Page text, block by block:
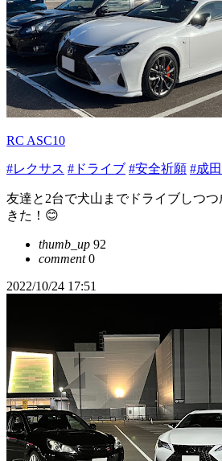
RC ASC10
#レクサス #ドライブ #安全祈願 #成
友達と2台で犬山までドライブしつ
きた！😊
thumb_up 92
comment0
2022/10/24 17:51